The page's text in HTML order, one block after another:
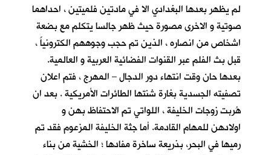
لم يظهر بعدها البغدادي الا في مادتين فلميتين ، احداهما
صوتية و الاخرى مصورة حيث ظهر جالسا يتكلم مع بضعة
اشخاص من انصاره ، الذين تم حجب وجوههم الكترونياً ،
قبل بث الفلم عبر القنوات الفضائية العربية و العالمية.
بعدها حان وقت انتهاء دور الدجال – المهرج ، فتم اعلان
تصفيته الجسدية بغارة شنتها الطائرات الأمريكية . بعد ان
هُربت زوجات الخليفة ، اللواتي تم الاحتفاظ بهن و
اولادهن للمهام القادمة. أما جثة الخليفة المزعوم فقد تم
رميها في البحر، بذريعة ساخرة مفادها ؛ الخشية من بناء